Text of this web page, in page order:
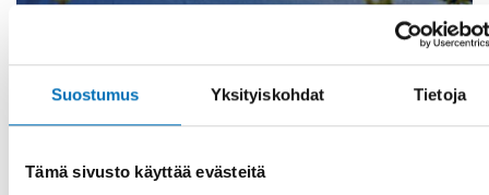
Suostumus Yksityiskohdat Tietoja
Tämä sivusto käyttää evästeitä